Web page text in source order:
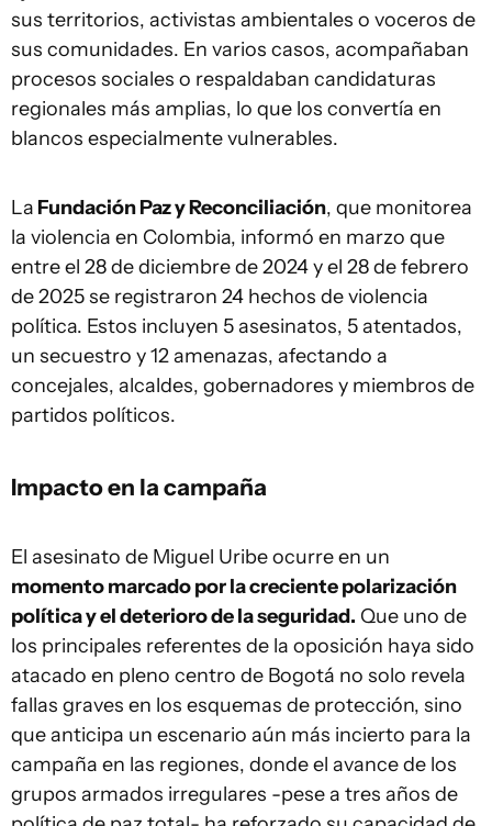
sus territorios, activistas ambientales o voceros de
sus comunidades. En varios casos, acompañaban
procesos sociales o respaldaban candidaturas
regionales más amplias, lo que los convertía en
blancos especialmente vulnerables.
La Fundación Paz y Reconciliación, que monitorea
la violencia en Colombia, informó en marzo que
entre el 28 de diciembre de 2024 y el 28 de febrero
de 2025 se registraron 24 hechos de violencia
política. Estos incluyen 5 asesinatos, 5 atentados,
un secuestro y 12 amenazas, afectando a
concejales, alcaldes, gobernadores y miembros de
partidos políticos.
Impacto en la campaña
El asesinato de Miguel Uribe ocurre en un
momento marcado por la creciente polarización
política y el deterioro de la seguridad. Que uno de
los principales referentes de la oposición haya sido
atacado en pleno centro de Bogotá no solo revela
fallas graves en los esquemas de protección, sino
que anticipa un escenario aún más incierto para la
campaña en las regiones, donde el avance de los
grupos armados irregulares -pese a tres años de